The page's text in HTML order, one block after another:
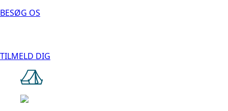
BESØG OS
TILMELD DIG